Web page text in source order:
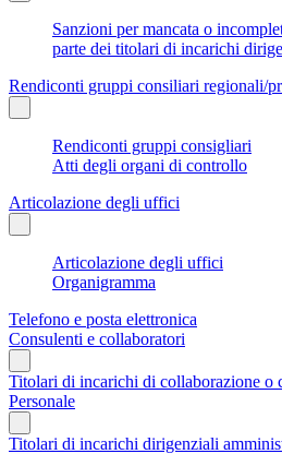
Sanzioni per mancata o
parte dei titolari di incarichi
Rendiconti gruppi consiliari regionali/
Rendiconti gruppi consigliari
Atti degli organi di controllo
Articolazione degli uffici
Articolazione degli uffici
Organigramma
Telefono e posta elettronica
Consulenti e collaboratori
Titolari di incarichi di collaborazione o
Personale
Titolari di incarichi dirigenziali